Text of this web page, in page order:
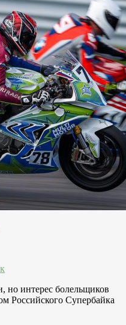
но интерес болельщиков
Российского Супербайка